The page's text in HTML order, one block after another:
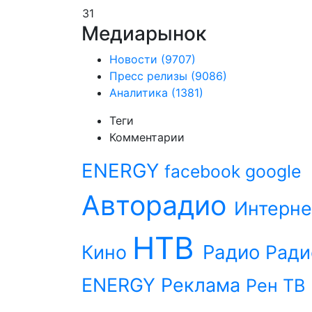
31
Медиарынок
Новости (9707)
Пресс релизы (9086)
Аналитика (1381)
Теги
Комментарии
ENERGY facebook google
Авторадио
Кино НТВ Радио
ENERGY Реклама Рен ТВ